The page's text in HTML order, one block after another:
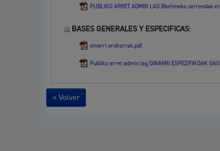
PUBLIKO ARRET ADMIN LAG Bbehineko zerrendak
BASES GENERALES Y ESPECIFICAS:
oinarri orokorrak.pdf
Publiko arret admin lag OINARRI ESPEZIFIKOAK
« Volver